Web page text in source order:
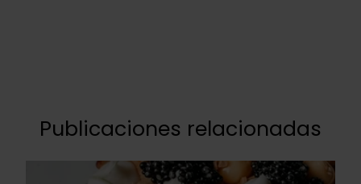
Publicaciones relacionadas